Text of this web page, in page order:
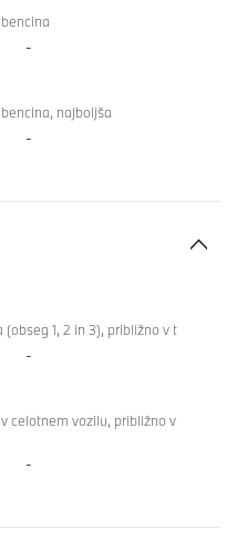
-
najboljša
-
1, 2 in 3), približno v t
-
celotnem vozilu, približno v
-